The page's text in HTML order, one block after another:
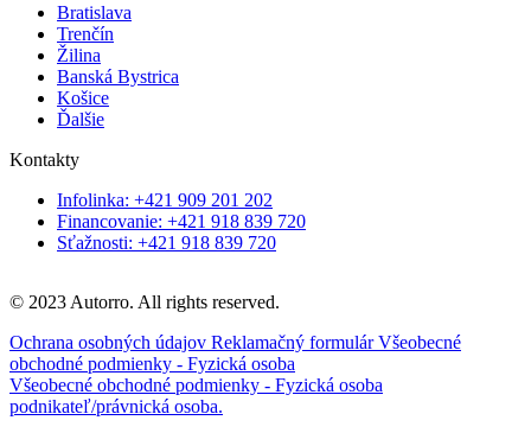
Bratislava
Trenčín
Žilina
Banská Bystrica
Košice
Ďalšie
Kontakty
Infolinka: +421 909 201 202
Financovanie: +421 918 839 720
Sťažnosti: +421 918 839 720
© 2023 Autorro. All rights reserved.
Ochrana osobných údajov Reklamačný formulárVšeobecné
obchodné podmienky - Fyzická osoba
Všeobecné obchodné podmienky - Fyzická osoba
podnikateľ/právnická osoba.